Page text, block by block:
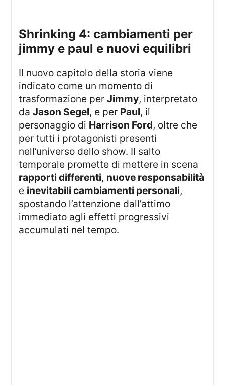
shrinking 4: cambiamenti per
jimmy e paul e nuovi equilibri
Il nuovo capitolo della storia viene
indicato come un momento di
trasformazione perJimmy, interpretato
daJason Segel, e per Paul, il
personaggio di Harrison Ford, oltre che
per tutti i protagonisti presenti
nell’universo dello show. Il salto
temporale promette di mettere in scena
rapporti differenti, nuove responsabilità
e inevitabili cambiamenti personali,
spostando l’attenzione dall’attimo
immediato agli effetti progressivi
accumulati nel tempo.